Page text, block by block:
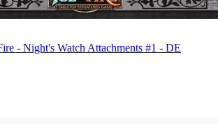
- Night's Watch Attachments #1 - DE